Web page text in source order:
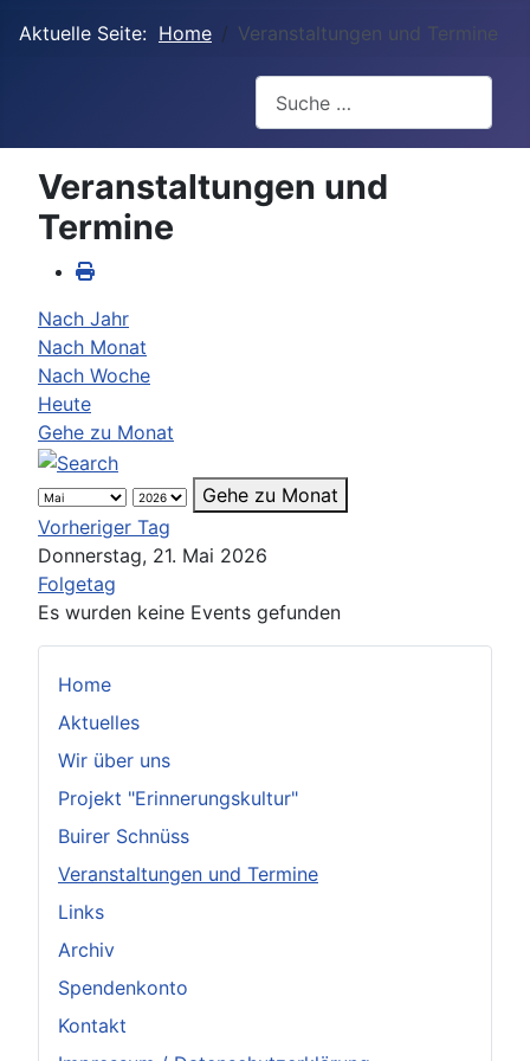
Aktuelle Seite: Home Veranstaltungen und Termine
Home
Aktuelles
Wir über uns
Projekt "Erinnerungskultur"
Buirer Schnüss
Veranstaltungen und Termine
Links
Archiv
Spendenkonto
Kontakt
Veranstaltungen und
Termine
Nach Jahr
Nach Monat
Nach Woche
Heute
Gehe zu Monat
Gehe zu Monat
Vorheriger Tag
Donnerstag, 21. Mai 2026
Folgetag
Es wurden keine Events gefunden